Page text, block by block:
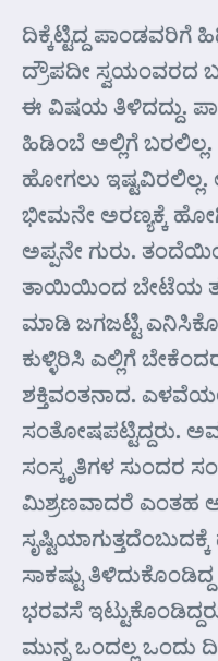
ದಿಕ್ಕೆಟ್ಟಿದ್ದ ಪಾಂಡವರಿಗೆ
ದ್ರೌಪದೀ ಸ್ವಯಂವರದ
ಈ ವಿಷಯ ತಿಳಿದದ್ದು.
ಹಿಡಿಂಬೆ ಅಲ್ಲಿಗೆ
ಹೋಗಲು ಇಷ್ಟವಿರಲಿಲ್ಲ.
ಭೀಮನೇ ಅರಣ್ಯಕ್ಕೆ
ಅಪ್ಪನೇ ಗುರು.
ತಾಯಿಯಿಂದ ಬೇಟೆಯ
ಮಾಡಿ ಜಗಜಟ್ಟಿ
ಕುಳ್ಳಿರಿಸಿ ಎಲ್ಲಿಗೆ
ಶಕ್ತಿವಂತನಾದ.
ಸಂತೋಷಪಟ್ಟಿದ್ದರು.
ಸಂಸ್ಕೃತಿಗಳ ಸುಂದರ
ಮಿಶ್ರಣವಾದರೆ ಎಂತಹ
ಸಾಕಷ್ಟು
ಭರವಸೆ
ಮುನ್ನ ಒಂದಲ್ಲ ಒಂದು